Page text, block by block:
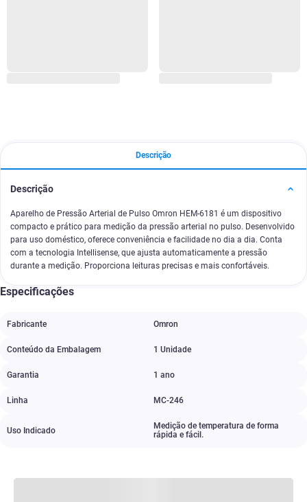
Descrição
Descrição
Aparelho de Pressão Arterial de Pulso Omron HEM-6181 é um dispositivo
compacto e prático para medição da pressão arterial no pulso. Desenvolvido
para uso doméstico, oferece conveniência e facilidade no dia a dia. Conta
com a tecnologia Intellisense, que ajusta automaticamente a pressão
durante a medição. Proporciona leituras precisas e mais confortáveis.
Especificações
Fabricante Omron
Conteúdo da Embalagem 1 Unidade
Garantia 1 ano
Linha MC-246
Uso Indicado
Medição de temperatura de forma
rápida e fácil.